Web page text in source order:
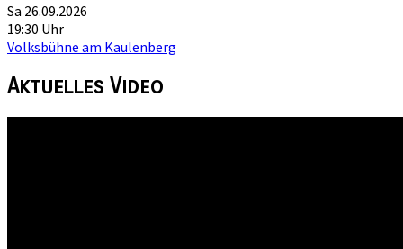
Sa 26.09.2026
19:30 Uhr
Volksbühne am Kaulenberg
Aktuelles Video